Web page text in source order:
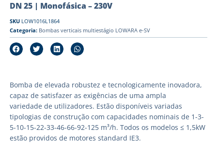
DN 25 | Monofásica – 230V
SKU LOW1016L1864
Categoria: Bombas verticais multiestágio LOWARA e-SV
Bomba de elevada robustez e tecnologicamente inovadora,
capaz de satisfazer as exigências de uma ampla
variedade de utilizadores. Estão disponíveis variadas
tipologias de construção com capacidades nominais de 1-3-
5-10-15-22-33-46-66-92-125 m³/h. Todos os modelos ≤ 1,5kW
estão providos de motores standard IE3.